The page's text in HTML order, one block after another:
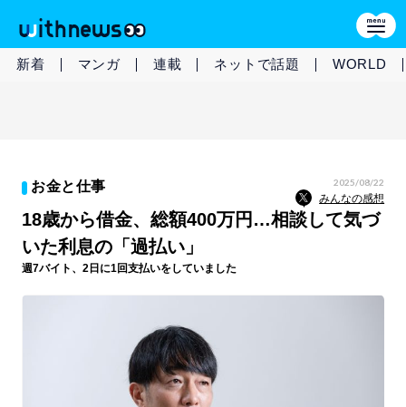
新着 マンガ 連載 ネットで話題 WORLD
お金と仕事 2025/08/22
みんなの感想
18歳から借金、総額400万円…相談して気づ
いた利息の「過払い」
週7バイト、2日に1回支払いをしていました